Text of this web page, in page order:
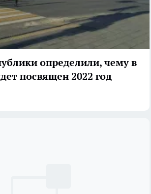
определили, чему в
посвящен 2022 год